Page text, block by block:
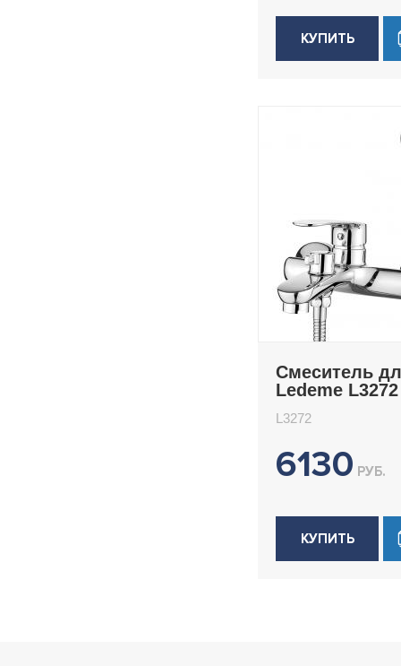
КУПИТЬ
Смеситель
Ledeme L3272
L3272
6130 РУБ.
КУПИТЬ